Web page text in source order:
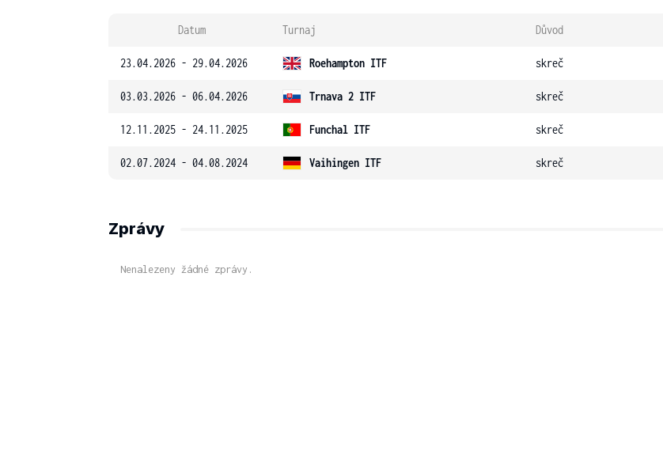
Datum Turnaj Důvod
23.04.2026 - 29.04.2026 Roehampton ITF skreč
03.03.2026 - 06.04.2026 Trnava 2 ITF skreč
12.11.2025 - 24.11.2025 Funchal ITF skreč
02.07.2024 - 04.08.2024 Vaihingen ITF skreč
Zprávy
Nenalezeny žádné zprávy.